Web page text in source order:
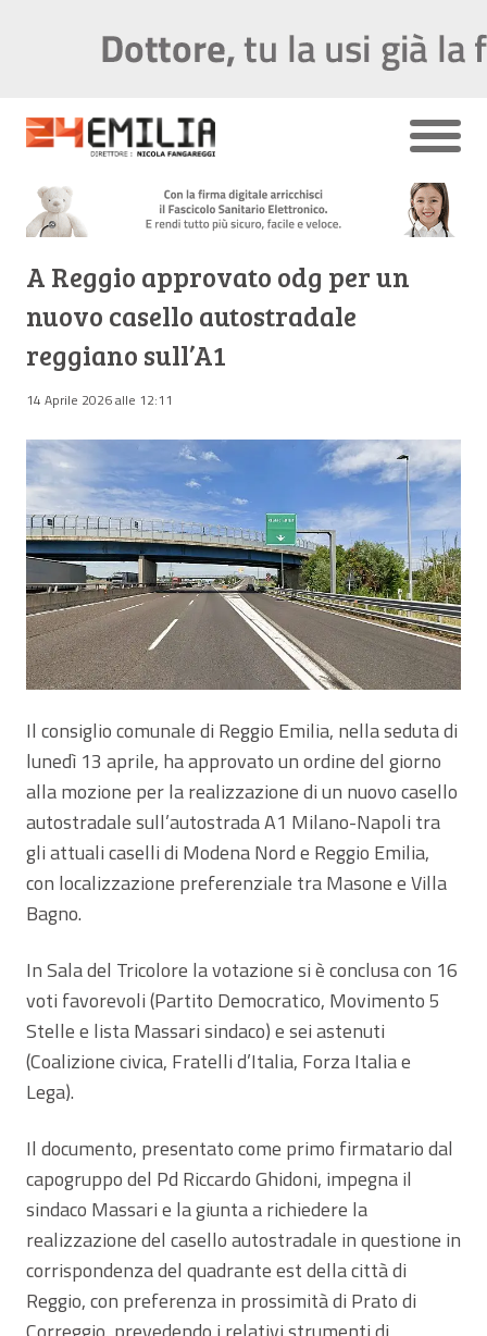
A Reggio approvato odg per un
nuovo casello autostradale
reggiano sull’A1
14 Aprile 2026 alle 12:11
Il consiglio comunale di Reggio Emilia, nella seduta di
lunedì 13 aprile, ha approvato un ordine del giorno
alla mozione per la realizzazione di un nuovo casello
autostradale sull’autostrada A1 Milano-Napoli tra
gli attuali caselli di Modena Nord e Reggio Emilia,
con localizzazione preferenziale tra Masone e Villa
Bagno.
In Sala del Tricolore la votazione si è conclusa con 16
voti favorevoli (Partito Democratico, Movimento 5
Stelle e lista Massari sindaco) e sei astenuti
(Coalizione civica, Fratelli d’Italia, Forza Italia e
Lega).
Il documento, presentato come primo firmatario dal
capogruppo del Pd Riccardo Ghidoni, impegna il
sindaco Massari e la giunta a richiedere la
realizzazione del casello autostradale in questione in
corrispondenza del quadrante est della città di
Reggio, con preferenza in prossimità di Prato di